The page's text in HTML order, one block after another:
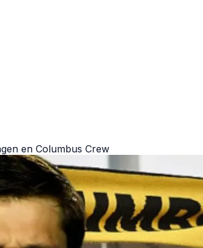
en Columbus Crew